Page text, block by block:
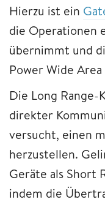
Hierzu ist ein
die Operationen
übernimmt und
Power Wide
Die Long Range-
direkter
versucht, einen
herzustellen.
Geräte als Short
indem die